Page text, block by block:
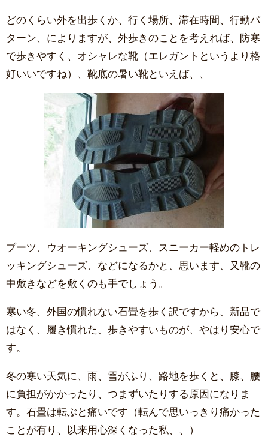
どのくらい外を出歩くか、行く場所、滞在時間、行動パ
ターン、によりますが、外歩きのことを考えれば、防寒
で歩きやすく、オシャレな靴（エレガントというより格
好いいですね）、靴底の暑い靴といえば、、
ブーツ、ウオーキングシューズ、スニーカー軽めのトレ
ッキングシューズ、などになるかと、思います、又靴の
中敷きなどを敷くのも手でしょう。
寒い冬、外国の慣れない石畳を歩く訳ですから、新品で
はなく、履き慣れた、歩きやすいものが、やはり安心で
す。
冬の寒い天気に、雨、雪がふり、路地を歩くと、膝、腰
に負担がかかったり、つまずいたりする原因になりま
す。石畳は転ぶと痛いです（転んで思いっきり痛かった
ことが有り、以来用心深くなった私、、）